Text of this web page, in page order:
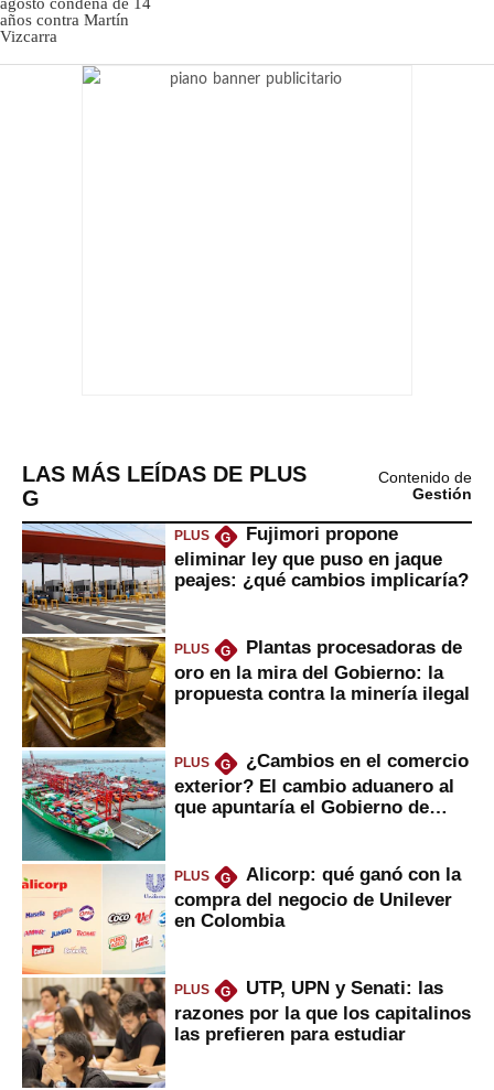
LAS MÁS LEÍDAS DE PLUS
G
Contenido de
Gestión
PLUS G
Fujimori propone
eliminar ley que puso en jaque
peajes: ¿qué cambios implicaría?
PLUS G
Plantas procesadoras de
oro en la mira del Gobierno: la
propuesta contra la minería ilegal
PLUS G
¿Cambios en el comercio
exterior? El cambio aduanero al
que apuntaría el Gobierno de
PLUS G
Alicorp: qué ganó con la
compra del negocio de Unilever
en Colombia
PLUS G
UTP, UPN y Senati: las
razones por la que los capitalinos
las prefieren para estudiar